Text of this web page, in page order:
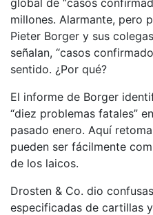
global de “casos
millones. Alarmante, pero
Pieter Borger y sus
señalan, “casos
sentido. ¿Por qué?
El informe de Borger
“diez problemas fatales”
pasado enero. Aquí
pueden ser fácilmente
de los laicos.
Drosten & Co. dio
especificadas de cartillas